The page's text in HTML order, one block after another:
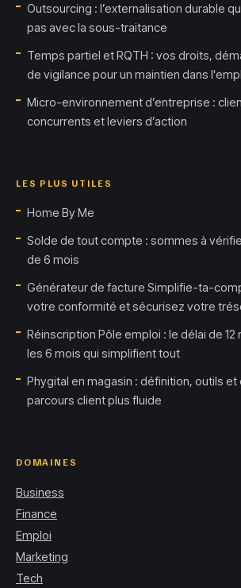
Outsourcing : l’externalisation durable
pas avec la sous-traitance
Temps partiel et RQTH : vos droits,
de vigilance pour un maintien dans
Micro-environnement d’entreprise :
concurrents et leviers d’action
LES PLUS UTILES
Home By Me
Solde de tout compte : sommes à
de 6 mois
Générateur de facture Simplifie-ta-
votre conformité et sécurisez votre
Réinscription Pôle emploi : le délai de 12
les 6 mois qui simplifient tout
Phygital en magasin : définition, outils et
parcours client plus fluide
DOMAINES
Business
Finance
Emploi
Marketing
Tech